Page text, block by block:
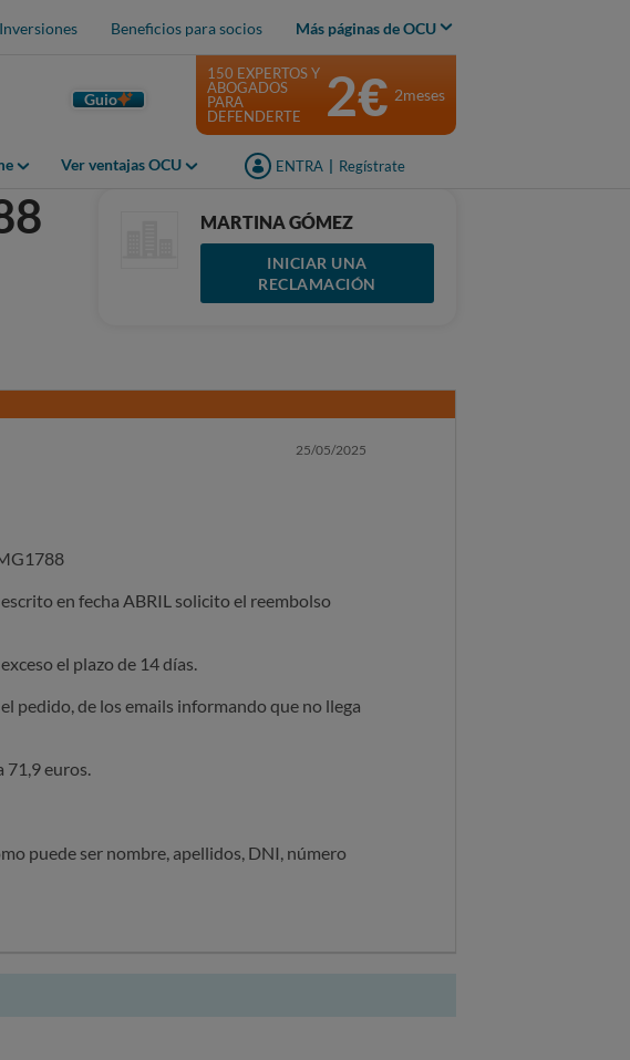
Beneficios para socios Más páginas de OCU
Guio
Ver ventajas OCU ENTRA Regístrate
150 EXPERTOS Y
ABOGADOS
PARA
DEFENDERTE
2€ 2meses
MARTINA GÓMEZ
INICIAR UNA
RECLAMACIÓN
25/05/2025
en fecha ABRIL solicito el reembolso
el plazo de 14 días.
pedido, de los emails informando que no llega
71,9 euros.
puede ser nombre, apellidos, DNI, número